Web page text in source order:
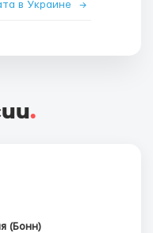
в Украине →
.
(Бонн)